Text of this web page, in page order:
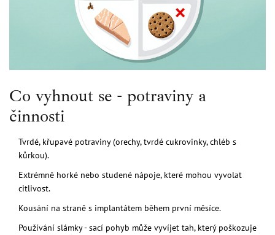
Co vyhnout se - potraviny a
činnosti
Tvrdé, křupavé potraviny (orechy, tvrdé cukrovinky, chléb s
kůrkou).
Extrémně horké nebo studené nápoje, které mohou vyvolat
citlivost.
Kousání na straně s implantátem během první měsíce.
Používání slámky - sací pohyb může vyvíjet tah, který poškozuje